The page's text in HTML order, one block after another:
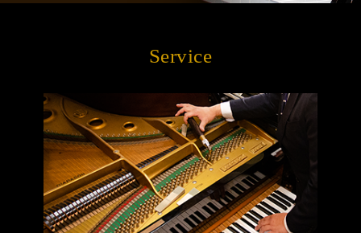
Service